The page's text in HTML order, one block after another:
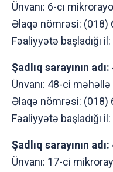
Ünvanı: 6-cı
Əlaqə nömrəsi: (018)
Fəaliyyətə başladığı
Şadlıq sarayının
Ünvanı: 48-ci məhəllə
Əlaqə nömrəsi: (018)
Fəaliyyətə başladığı
Şadlıq sarayının
Ünvanı: 17-ci